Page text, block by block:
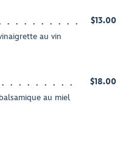
au vin
$13.00
au miel
$18.00